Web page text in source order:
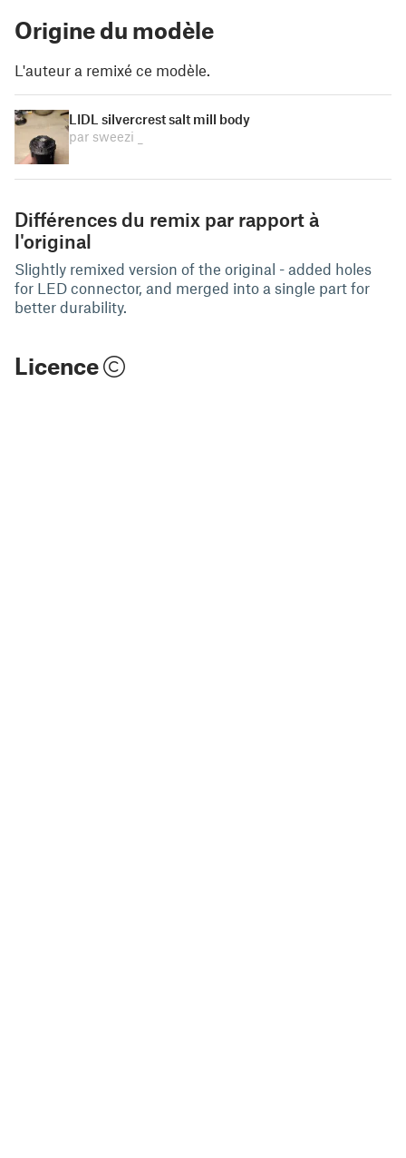
Origine du modèle
L'auteur a remixé ce modèle.
LIDL silvercrest salt mill body
par sweezi _
Différences du remix par rapport à
l'original
Slightly remixed version of the original - added holes
for LED connector, and merged into a single part for
better durability.
Licence